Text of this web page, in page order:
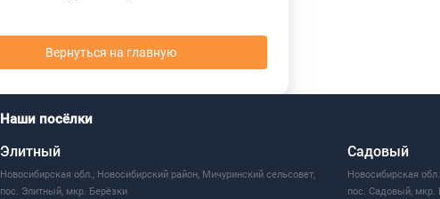
Вернуться на главную
Наши посёлки
Элитный
Новосибирская обл., Новосибирский район, Мичуринский сельсовет,
пос. Элитный, мкр. Берёзки
Садовый
Новосибирская
пос. Садовый, мкр.